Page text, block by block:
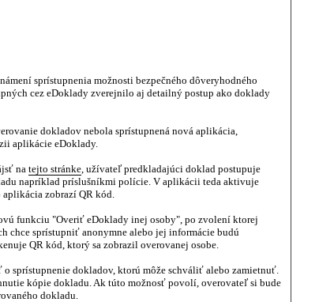
sprístupnenia možnosti bezpečného dôveryhodného
cez eDoklady zverejnilo aj detailný postup ako doklady
dokladov nebola sprístupnená nová aplikácia,
aplikácie eDoklady.
na tejto stránke, užívateľ predkladajúci doklad postupuje
napríklad príslušníkmi polície. V aplikácii teda aktivuje
zobrazí QR kód.
funkciu "Overiť eDoklady inej osoby", po zvolení ktorej
chce sprístupniť anonymne alebo jej informácie budú
QR kód, ktorý sa zobrazil overovanej osobe.
o sprístupnenie dokladov, ktorú môže schváliť alebo zamietnuť.
kópie dokladu. Ak túto možnosť povolí, overovateľ si bude
dokladu.